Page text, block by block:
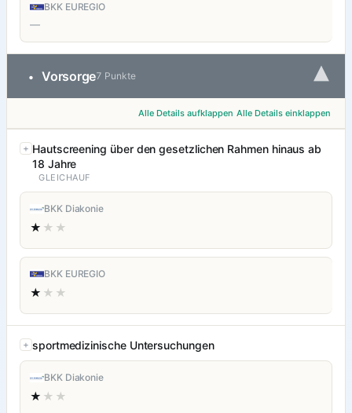
BKK EUREGIO
—
• Vorsorge7 Punkte ▾
Alle Details aufklappen Alle Details einklappen
Hautscreening über den gesetzlichen Rahmen hinaus ab
18 Jahre
GLEICHAUF
BKK Diakonie
★ ★★
BKK EUREGIO
★ ★★
sportmedizinische Untersuchungen
BKK Diakonie
★ ★★